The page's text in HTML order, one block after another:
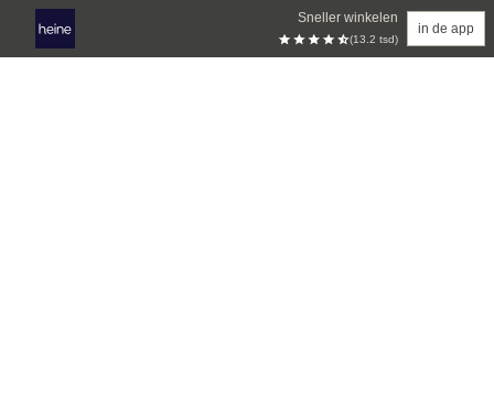
Sneller winkelen
(13.2 tsd)
in de app